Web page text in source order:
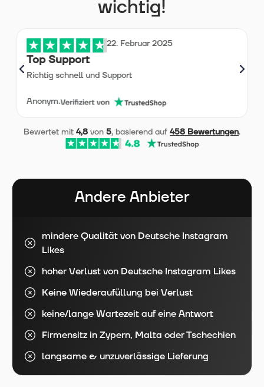
wichtig!
22. Februar 2025
Top Support
Richtig schnell und Support
Anonym.
Bewertet mit 4,8 von 5, basierend auf 458 Bewertungen.
Andere Anbieter
mindere Qualität von Deutsche Instagram
Likes
hoher Verlust von Deutsche Instagram Likes
Keine Wiederaufüllung bei Verlust
keine/lange Wartezeit auf eine Antwort
Firmensitz in Zypern, Malta oder Tschechien
langsame & unzuverlässige Lieferung